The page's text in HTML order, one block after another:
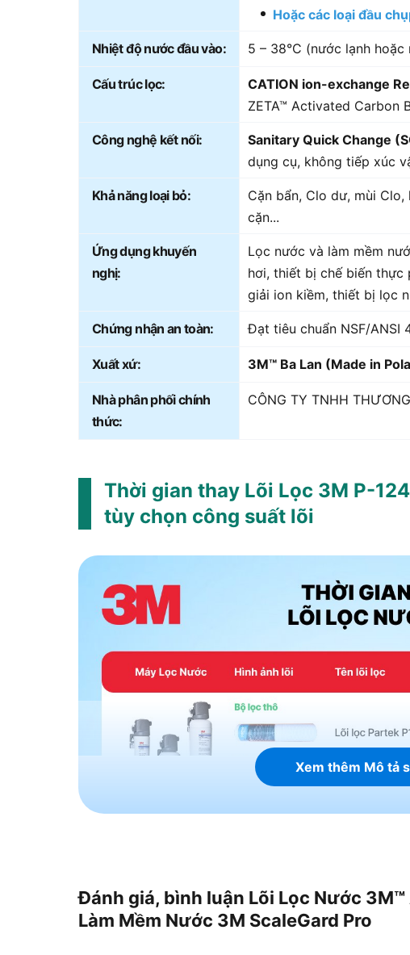
Hoặc các loại đầu
Nhiệt độ nước đầu vào: 5 – 38°C (nước lạnh
Cấu trúc lọc: CATION ion-exchange
ZETA™ Activated Carbon
Công nghệ kết nối: Sanitary Quick Change
dụng cụ, không tiếp xúc
Khả năng loại bỏ:
Cặn bẩn, Clo dư, mùi
cặn...
Ứng dụng khuyến
nghị:
Lọc nước và làm mềm
hơi, thiết bị chế biến thực
giải ion kiềm, thiết bị lọc
Chứng nhận an toàn: Đạt tiêu chuẩn NSF/ANSI
Xuất xứ: 3M™ Ba Lan (Made in
Nhà phân phối chính
thức:
CÔNG TY TNHH
Thời gian thay Lõi Lọc 3M P-
tùy chọn công suất lõi
Xem thêm Mô tả
Đánh giá, bình luận Lõi Lọc Nước 3M™
Làm Mềm Nước 3M ScaleGard Pro